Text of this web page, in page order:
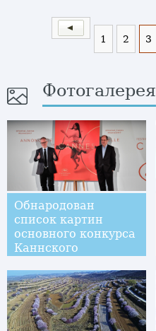
1 2 3
Фотогалерея
Обнародован
список картин
основного конкурса
Каннского